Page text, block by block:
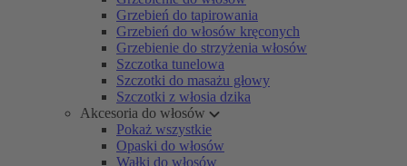
Grzebień do tapirowania
Grzebień do włosów kręconych
Grzebienie do strzyżenia włosów
Szczotka tunelowa
Szczotki do masażu głowy
Szczotki z włosia dzika
Akcesoria do włosów
Pokaż wszystkie
Opaski do włosów
Wałki do włosów